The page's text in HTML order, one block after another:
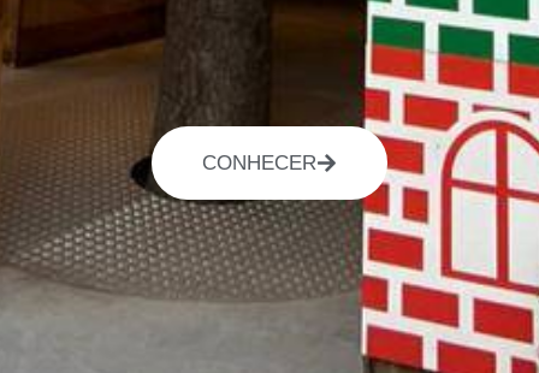
CONHECER